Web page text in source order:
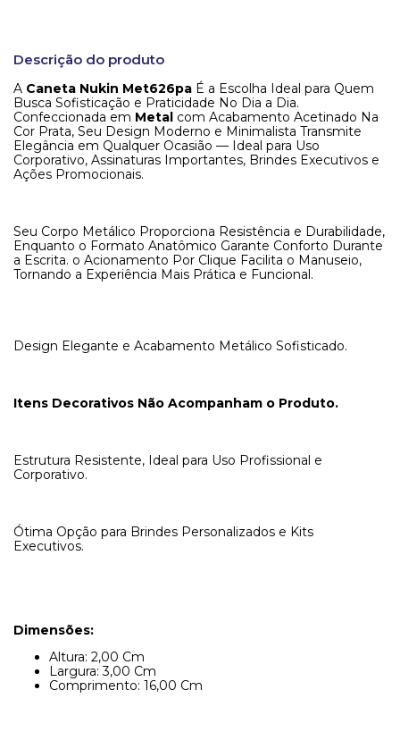
Descrição do produto
A Caneta Nukin Met626pa É a Escolha Ideal para Quem
Busca Sofisticação e Praticidade No Dia a Dia.
Confeccionada em Metal com Acabamento Acetinado Na
Cor Prata, Seu Design Moderno e Minimalista Transmite
Elegância em Qualquer Ocasião — Ideal para Uso
Corporativo, Assinaturas Importantes, Brindes Executivos e
Ações Promocionais.
Seu Corpo Metálico Proporciona Resistência e Durabilidade,
Enquanto o Formato Anatômico Garante Conforto Durante
a Escrita. o Acionamento Por Clique Facilita o Manuseio,
Tornando a Experiência Mais Prática e Funcional.
Design Elegante e Acabamento Metálico Sofisticado.
Itens Decorativos Não Acompanham o Produto.
Estrutura Resistente, Ideal para Uso Profissional e
Corporativo.
Ótima Opção para Brindes Personalizados e Kits
Executivos.
Dimensões:
Altura: 2,00 Cm
Largura: 3,00 Cm
Comprimento: 16,00 Cm